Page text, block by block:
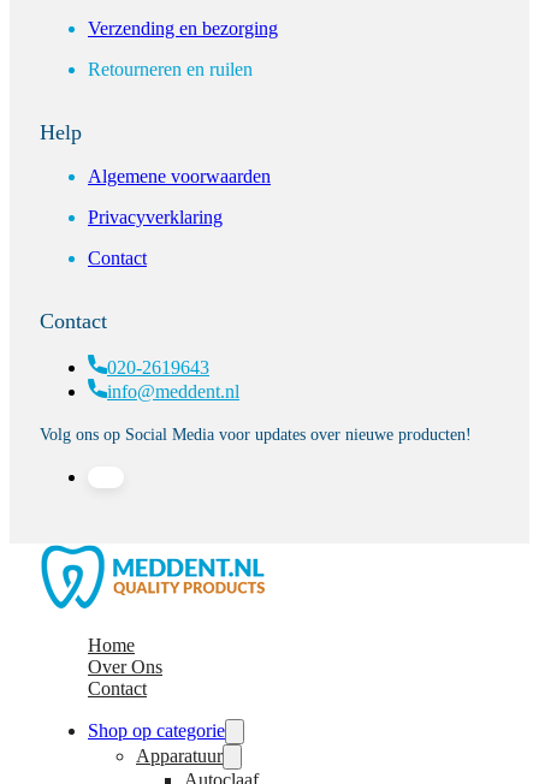
Verzending en bezorging
Retourneren en ruilen
Help
Algemene voorwaarden
Privacyverklaring
Contact
Contact
020-2619643
info@meddent.nl
Volg ons op Social Media voor updates over nieuwe producten!
Home
Over Ons
Contact
Shop op categorie
Apparatuur
Autoclaaf